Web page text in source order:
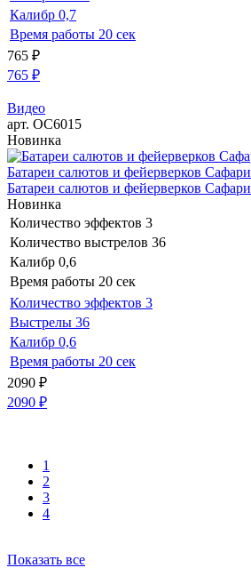
Калибр 0,7
Время работы 20 сек
765 ₽
765 ₽
Видео
арт. ОС6015
Новинка
Батареи салютов и фейерверков Сафари
Батареи салютов и фейерверков Сафари
Новинка
Количество эффектов 3
Количество выстрелов 36
Калибр 0,6
Время работы 20 сек
Количество эффектов 3
Выстрелы 36
Калибр 0,6
Время работы 20 сек
2090 ₽
2090 ₽
1
2
3
4
Показать все